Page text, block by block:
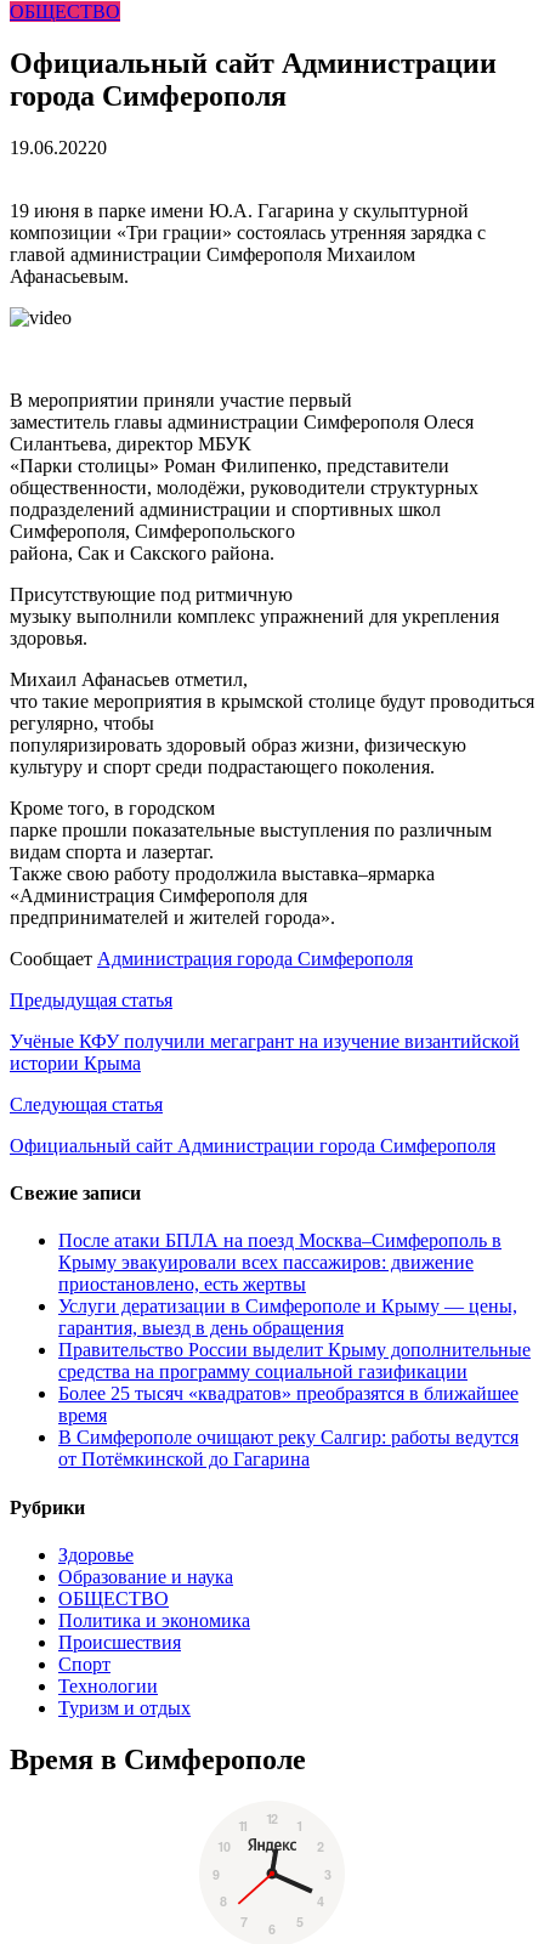
ОБЩЕСТВО
Официальный сайт Администрации
города Симферополя
19.06.20220
​19 июня в парке имени Ю.А. Гагарина у скульптурной
композиции «Три грации» состоялась утренняя зарядка с
главой администрации Симферополя Михаилом
Афанасьевым.
В мероприятии приняли участие первый
заместитель главы администрации Симферополя Олеся
Силантьева, директор МБУК
«Парки столицы» Роман Филипенко, представители
общественности, молодёжи, руководители структурных
подразделений администрации и спортивных школ
Симферополя, Симферопольского
района, Сак и Сакского района.
Присутствующие под ритмичную
музыку выполнили комплекс упражнений для укрепления
здоровья.
Михаил Афанасьев отметил,
что такие мероприятия в крымской столице будут проводиться
регулярно, чтобы
популяризировать здоровый образ жизни, физическую
культуру и спорт среди подрастающего поколения.
Кроме того, в городском
парке прошли показательные выступления по различным
видам спорта и лазертаг.
Также свою работу продолжила выставка–ярмарка
«Администрация Симферополя для
предпринимателей и жителей города».
Сообщает Администрация города Симферополя
Навигация
по
записям
Предыдущая статья
Учёные КФУ получили мегагрант на изучение византийской
истории Крыма
Следующая статья
Официальный сайт Администрации города Симферополя
Свежие записи
После атаки БПЛА на поезд Москва–Симферополь в
Крыму эвакуировали всех пассажиров: движение
приостановлено, есть жертвы
Услуги дератизации в Симферополе и Крыму — цены,
гарантия, выезд в день обращения
Правительство России выделит Крыму дополнительные
средства на программу социальной газификации
Более 25 тысяч «квадратов» преобразятся в ближайшее
время
В Симферополе очищают реку Салгир: работы ведутся
от Потёмкинской до Гагарина
Рубрики
Здоровье
Образование и наука
ОБЩЕСТВО
Политика и экономика
Происшествия
Спорт
Технологии
Туризм и отдых
Время в Симферополе